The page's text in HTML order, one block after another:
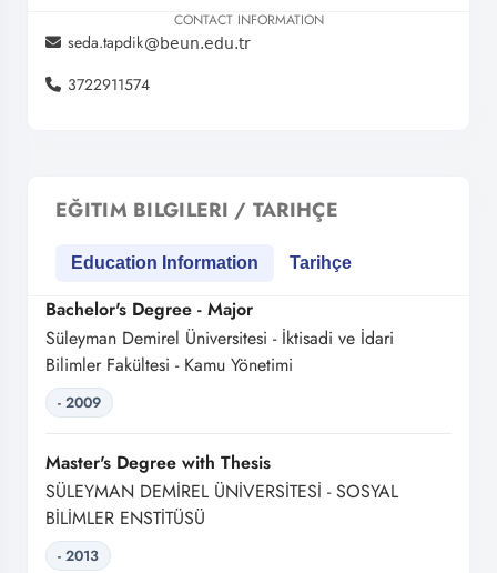
CONTACT INFORMATION
seda.tapdik
3722911574
EĞITIM BILGILERI / TARIHÇE
Education Information Tarihçe
Bachelor's Degree - Major
Süleyman Demirel Üniversitesi - İktisadi ve İdari
Bilimler Fakültesi - Kamu Yönetimi
- 2009
Master's Degree with Thesis
SÜLEYMAN DEMİREL ÜNİVERSİTESİ - SOSYAL
BİLİMLER ENSTİTÜSÜ
- 2013